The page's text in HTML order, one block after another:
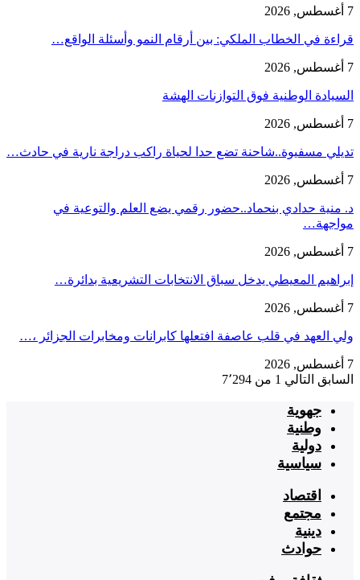
7 أغسطس, 2026
قراءة في الخطاب الملكي: بين أرقام النمو وأسئلة الواقع…
7 أغسطس, 2026
السيادة الوطنية فوق التوازنات الهشة
7 أغسطس, 2026
تديلي مسفيوة..شاحنة تضع حدا لحياة راكب دراجة نارية في حادث…
7 أغسطس, 2026
د. منية حدادي بنحماد..حضور رقمي يضع العلم والتوعية في
مواجهة…
7 أغسطس, 2026
إبراهيم المعيطي يدخل سباق الانتخابات التشريعية بدائرة…
7 أغسطس, 2026
ولي العهد في قلب عاصفة افتعلها كابرانات ومخابرات الجزائر ،…
7 أغسطس, 2026
السابق التالي 1 من 7٬294
جهوية
وطنية
دولية
سياسية
اقتصاد
مجتمع
دينية
حوادث